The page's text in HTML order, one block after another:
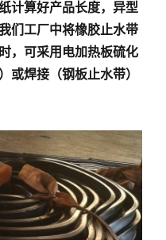
计算好产品长度，异型
们工厂中将橡胶止水带
，可采用电加热板硫化
或焊接（钢板止水带）